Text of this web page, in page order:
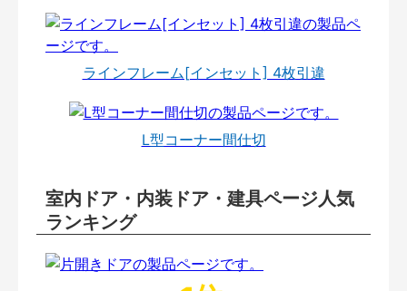
ラインフレーム[インセット] 4枚引違
L型コーナー間仕切
室内ドア・内装ドア・建具ページ人気
ランキング